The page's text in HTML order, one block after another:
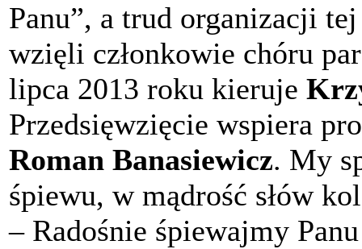
Panu”, a trud organizacji
wzięli członkowie chóru
lipca 2013 roku kieruje
Przedsięwzięcie wspiera
Roman Banasiewicz. My
śpiewu, w mądrość słów
– Radośnie śpiewajmy